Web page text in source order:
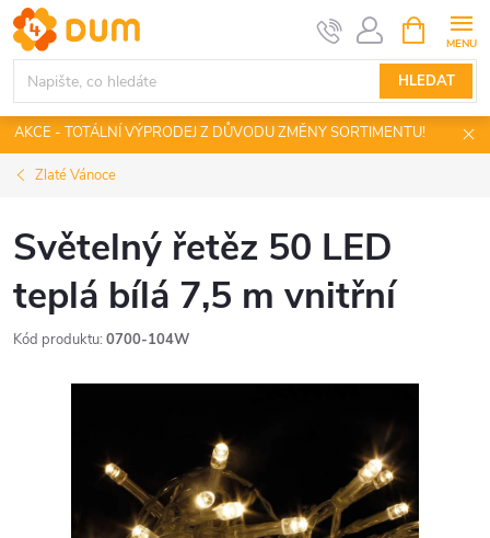
Přejít
na
obsah
HLEDAT
NÁKUPNÍ
KOŠÍK
AKCE - TOTÁLNÍ VÝPRODEJ Z DŮVODU ZMĚNY SORTIMENTU!
Zlaté Vánoce
Světelný řetěz 50 LED
teplá bílá 7,5 m vnitřní
Kód produktu: 0700-104W